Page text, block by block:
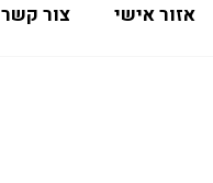
אזור אישי צור קשר